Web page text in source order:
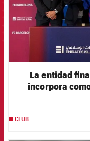
La entidad
incorpora
CLUB